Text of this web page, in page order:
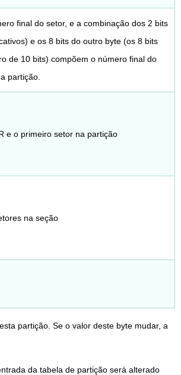
final do setor, e a combinação dos 2 bits
e os 8 bits do outro byte (os 8 bits
de 10 bits) compõem o número final do
partição.
e o primeiro setor na partição
na seção
partição. Se o valor deste byte mudar, a
da tabela de partição será alterado